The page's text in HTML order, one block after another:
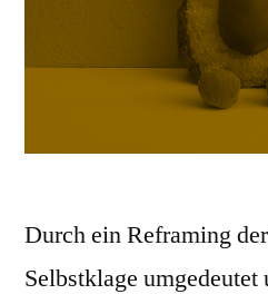
Durch ein Reframing
Selbstklage